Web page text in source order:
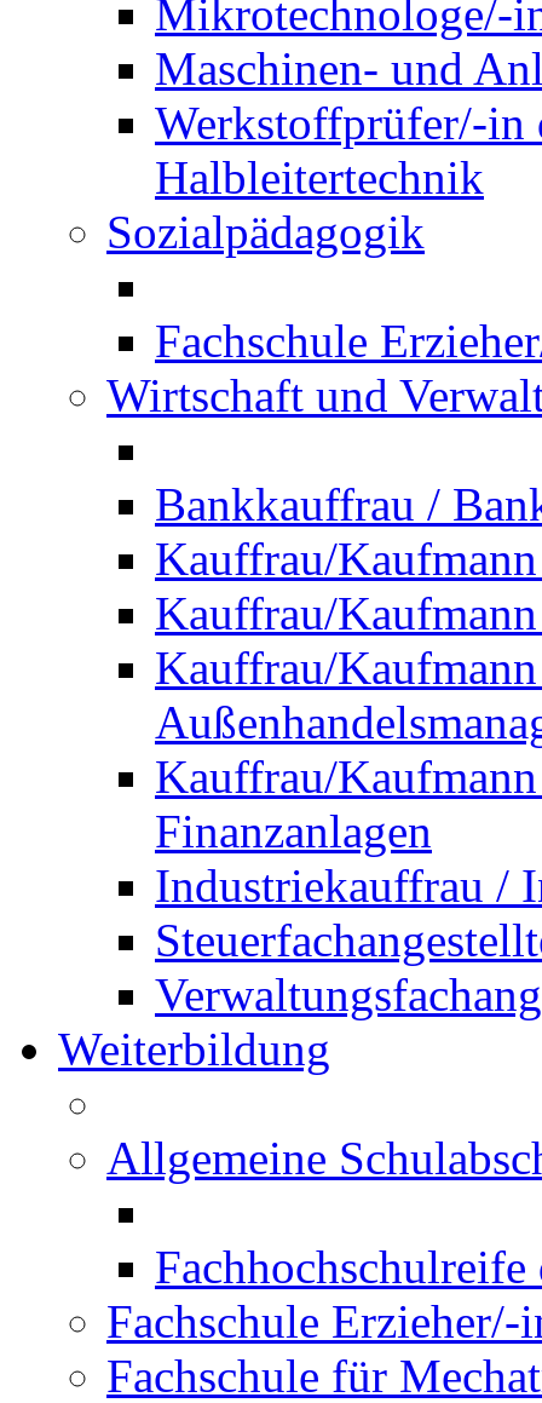
Mikrotechnologe/-
Maschinen- und
Werkstoffprüfer/-in
Halbleitertechnik
Sozialpädagogik
Fachschule
Wirtschaft und
Bankkauffrau /
Kauffrau/
Kauffrau/
Kauffrau/
Kauffrau/
Finanzanlagen
Industriekauffrau /
Weiterbildung
Allgemeine
Fachschule Erzieher/-
Fachschule für